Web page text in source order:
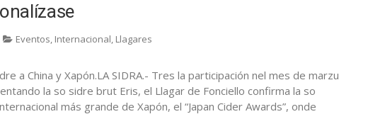
Eventos, Internacional, Llagares
a China y Xapón.LA SIDRA.- Tres la participación nel mes de marzu
la so sidre brut Eris, el Llagar de Fonciello confirma la so
más grande de Xapón, el “Japan Cider Awards”, onde